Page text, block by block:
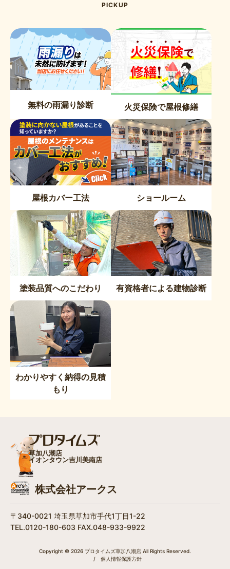
PICKUP
無料の雨漏り診断 火災保険で屋根修繕
屋根カバー工法 ショールーム
塗装品質へのこだわり 有資格者による建物診断
わかりやすく納得の見積
もり
草加八潮店
イオンタウン吉川美南店
株式会社アークス
〒340-0021 埼玉県草加市手代1丁目1-22
TEL.0120-180-603 FAX.048-933-9922
Copyright © 2026 プロタイムズ草加八潮店 All Rights Reserved.
/
個人情報保護方針